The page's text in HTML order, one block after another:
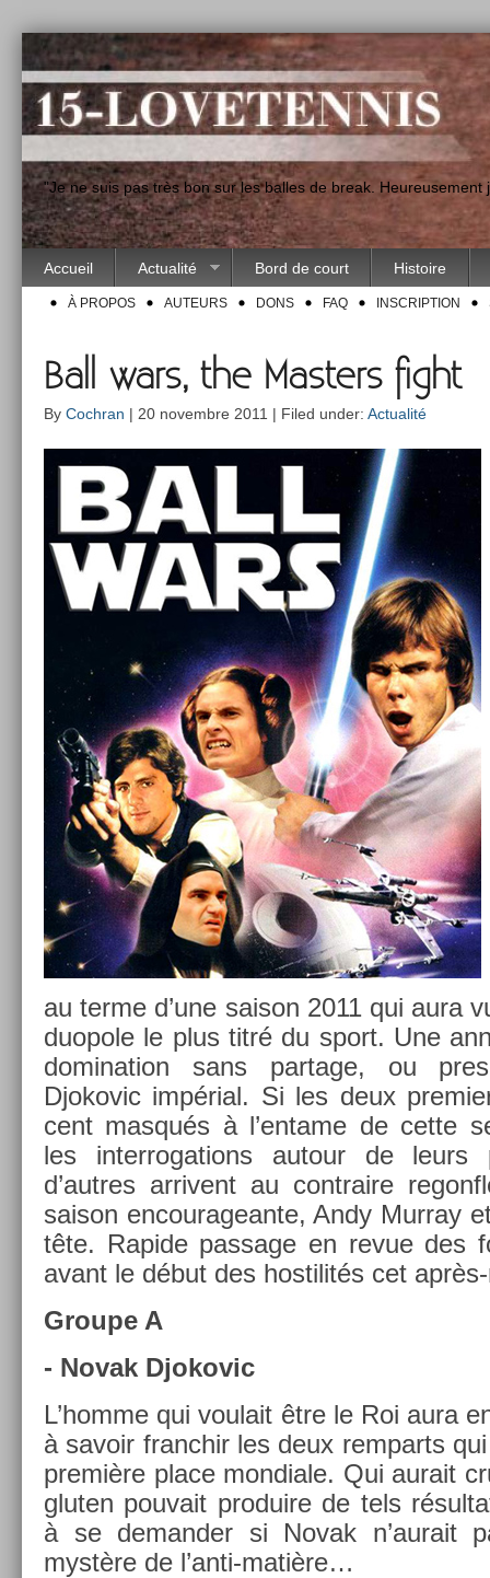
"Je ne suis pas très bon sur les balles de break.
Accueil Actualité Bord de court Histoire
À PROPOS AUTEURS DONS FAQ INSCRIPTION
Ball wars, the Masters fight
By Cochran | 20 novembre 2011 | Filed under: Actualité
au terme d’une saison 2011 qui aura
duopole le plus titré du sport. Une
domina­tion sans par­tage, ou
Djokovic impérial. Si les deux
cent masqués à l’en­tame de cette
les in­ter­roga­tions auto­ur de leurs
d’aut­res ar­rivent au contra­ire
saison en­couragean­te, Andy Mur­ray
tête. Rapide pas­sage en revue des
avant le début des hos­tilités cet
Groupe A
- Novak Djokovic
L’homme qui voulait être le Roi aura
à savoir franchir les deux re­mparts
première place mon­diale. Qui aurait
glut­en pouvait pro­duire de tels
à se de­mand­er si Novak n’aurait
mystère de l’anti-matière…